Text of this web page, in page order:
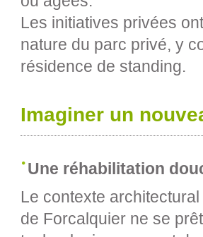
Les initiatives privées
nature du parc privé, y
résidence de standing.
Imaginer un
Une réhabilitation
Le contexte
de Forcalquier ne se